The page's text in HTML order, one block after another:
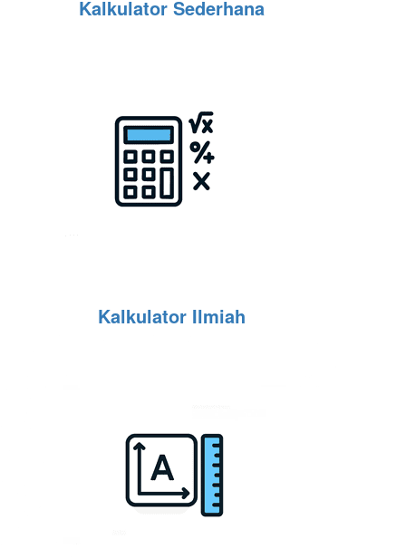
Kalkulator Sederhana
Kalkulator Ilmiah